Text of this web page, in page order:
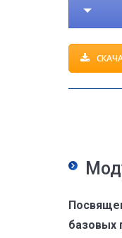
базовых